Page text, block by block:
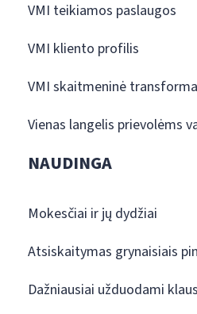
VMI teikiamos paslaugos
VMI kliento profilis
VMI skaitmeninė
Vienas langelis prievolėms
NAUDINGA
Mokesčiai ir jų dydžiai
Atsiskaitymas grynaisiais
Dažniausiai užduodami